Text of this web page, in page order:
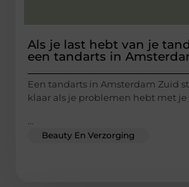
Als je last hebt van je
een tandarts in
Een tandarts in Amsterdam Zuid
klaar als je problemen hebt met je
...
Beauty En Verzorging